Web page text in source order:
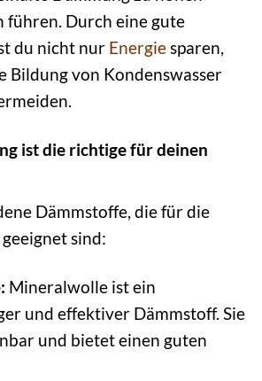
führen. Durch eine gute
du nicht nur Energiesparen,
Bildung von Kondenswasser
ist die richtige für deinen
Dämmstoffe, die für die
sind:
Mineralwolle ist ein
und effektiver Dämmstoff. Sie
und bietet einen guten